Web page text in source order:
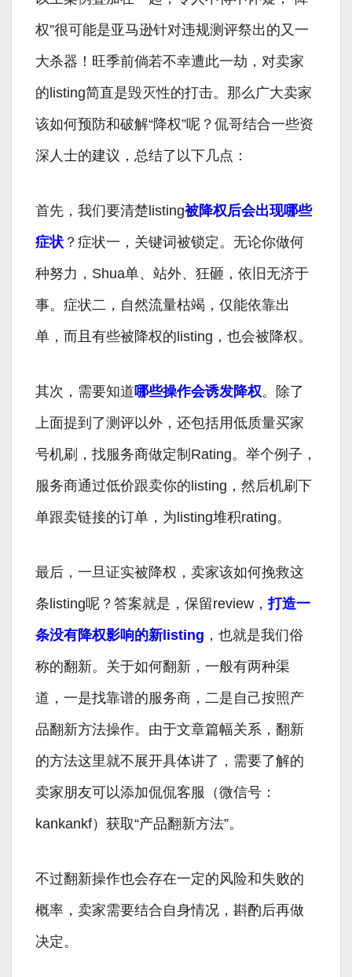
权”很可能是亚马逊针对违规测评祭出的又一
大杀器！旺季前倘若不幸遭此一劫，对卖家
的listing简直是毁灭性的打击。那么广大卖家
该如何预防和破解“降权”呢？侃哥结合一些资
深人士的建议，总结了以下几点：
首先，我们要清楚listing被降权后会出现哪些
症状 ？症状一，关键词被锁定。无论你做何
种努力，Shua单、站外、狂砸，依旧无济于
事。症状二，自然流量枯竭，仅能依靠出
单，而且有些被降权的listing，也会被降权。
其次，需要知道哪些操作会诱发降权。除了
上面提到了测评以外，还包括用低质量买家
号机刷，找服务商做定制Rating。举个例子，
服务商通过低价跟卖你的listing，然后机刷下
单跟卖链接的订单，为listing堆积rating。
最后，一旦证实被降权，卖家该如何挽救这
条listing呢？答案就是，保留review，打造一
条没有降权影响的新listing ，也就是我们俗
称的翻新。关于如何翻新，一般有两种渠
道，一是找靠谱的服务商，二是自己按照产
品翻新方法操作。由于文章篇幅关系，翻新
的方法这里就不展开具体讲了，需要了解的
卖家朋友可以添加侃侃客服（微信号：
kankankf）获取“产品翻新方法”。
不过翻新操作也会存在一定的风险和失败的
概率，卖家需要结合自身情况，斟酌后再做
决定。